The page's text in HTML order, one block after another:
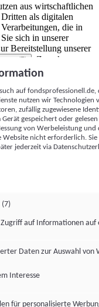
aus wirtschaftlichen
als digitalen
die in
sich in unserer
Bereitstellung unserer
(5)
. Zwecke:
von Werbeleistung
(z. B. login-
mit anderen
usw.) auf
werden, um es
oder einer Webseite
der hier aufgeführten
auf
nutzen wir Technologien
zufällig zugewiesene
gespeichert oder
von Werbeleistung
nicht erforderlich.
jederzeit via
(7)
auf Informationen auf
Daten zur Auswahl von
Interesse
für personalisierte